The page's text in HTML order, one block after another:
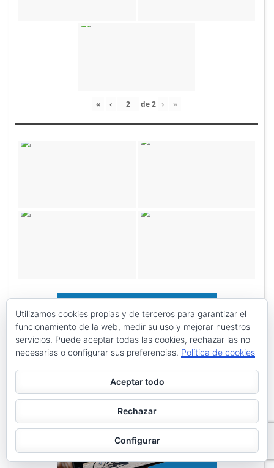
« ‹ de2 › »
Utilizamos cookies propias y de terceros para garantizar el
funcionamiento de la web, medir su uso y mejorar nuestros
servicios. Puede aceptar todas las cookies, rechazar las no
necesarias o configurar sus preferencias. Política de cookies
Aceptar todo
Rechazar
Configurar